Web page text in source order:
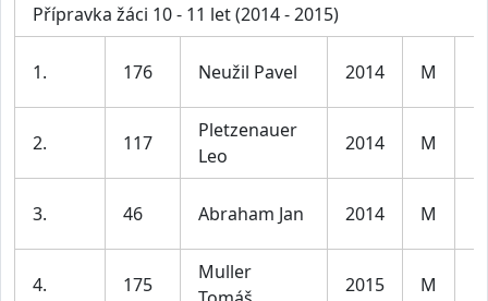
Přípravka žáci 10 - 11 let (2014 - 2015)
1. 176 Neužil Pavel 2014 M
2. 117
Pletzenauer
Leo
2014 M
3. 46 Abraham Jan 2014 M
4. 175
Muller
2015 M